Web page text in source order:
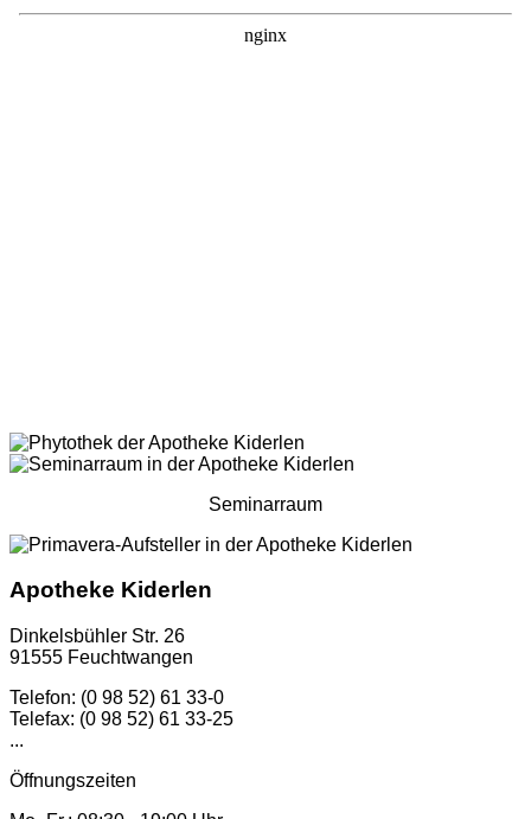
Seminarraum
Apotheke Kiderlen
Dinkelsbühler Str. 26
91555 Feuchtwangen
Telefon: (0 98 52) 61 33-0
Telefax: (0 98 52) 61 33-25
...
Öffnungszeiten